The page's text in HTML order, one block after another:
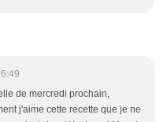
de mercredi prochain,
j'aime cette recette que je ne